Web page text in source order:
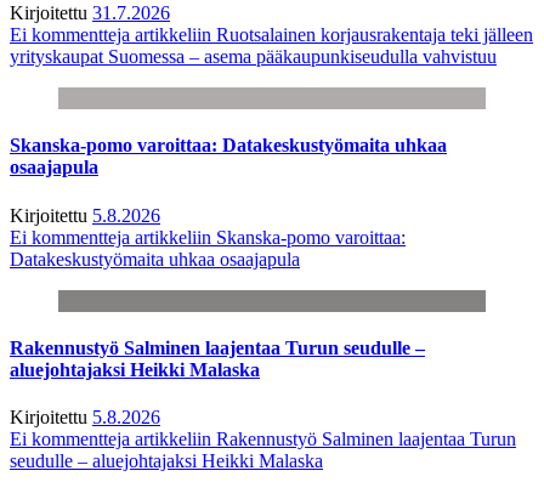
Kirjoitettu 31.7.2026
Ei kommentteja artikkeliin Ruotsalainen korjausrakentaja teki jälleen
yrityskaupat Suomessa – asema pääkaupunkiseudulla vahvistuu
Skanska-pomo varoittaa: Datakeskustyömaita uhkaa
osaajapula
Kirjoitettu 5.8.2026
Ei kommentteja artikkeliin Skanska-pomo varoittaa:
Datakeskustyömaita uhkaa osaajapula
Rakennustyö Salminen laajentaa Turun seudulle –
aluejohtajaksi Heikki Malaska
Kirjoitettu 5.8.2026
Ei kommentteja artikkeliin Rakennustyö Salminen laajentaa Turun
seudulle – aluejohtajaksi Heikki Malaska